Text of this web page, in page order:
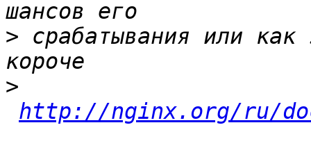
> срабатывания или
>
http://nginx.org/ru/